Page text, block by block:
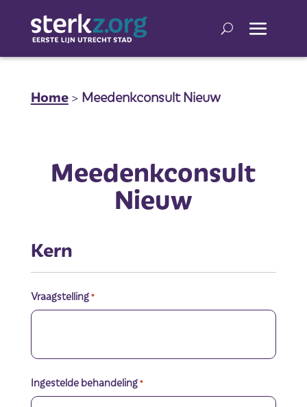
Home> Meedenkconsult Nieuw
Meedenkconsult
Nieuw
Kern
Vraagstelling *
Ingestelde behandeling *